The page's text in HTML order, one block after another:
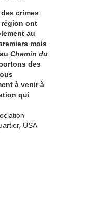
crimes
ont
au
mois
Chemin du
des
à venir à
qui
USA